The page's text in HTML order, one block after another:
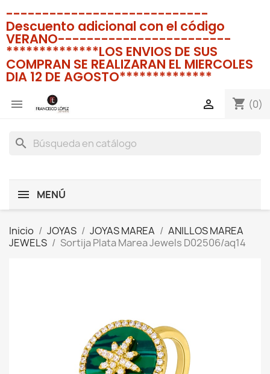
----------------------------
Descuento adicional con el código
VERANO------------------------
**************LOS ENVIOS DE SUS
COMPRAN SE REALIZARAN EL MIERCOLES
DIA 12 DE AGOSTO**************
 shopping_cart (0)

search
MENÚ
Inicio JOYAS JOYAS MAREA
ANILLOS MAREA
JEWELS
Sortija Plata Marea Jewels D02506/aq14